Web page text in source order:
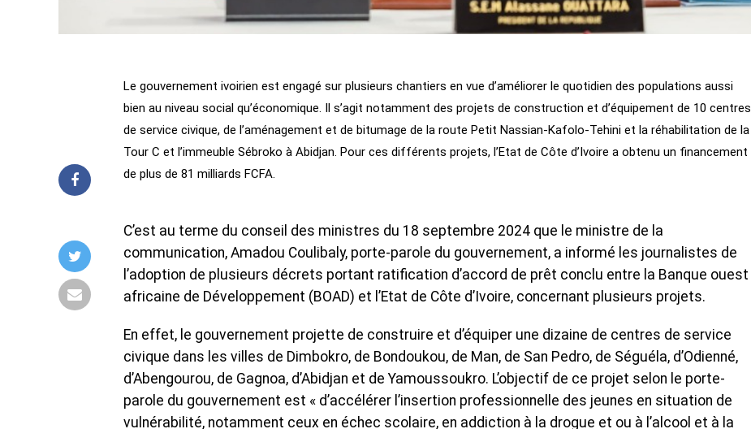
Le gouvernement ivoirien est engagé sur plusieurs chantiers en vue d’améliorer le quotidien des populations aussi
bien au niveau social qu’économique. Il s’agit notamment des projets de construction et d’équipement de 10 centres
de service civique, de l’aménagement et de bitumage de la route Petit Nassian-Kafolo-Tehini et la réhabilitation de la
Tour C et l’immeuble Sébroko à Abidjan. Pour ces différents projets, l’Etat de Côte d’Ivoire a obtenu un financement
de plus de 81 milliards FCFA.
C’est au terme du conseil des ministres du 18 septembre 2024 que le ministre de la
communication, Amadou Coulibaly, porte-parole du gouvernement, a informé les journalistes de
l’adoption de plusieurs décrets portant ratification d’accord de prêt conclu entre la Banque ouest
africaine de Développement (BOAD) et l’Etat de Côte d’Ivoire, concernant plusieurs projets.
En effet, le gouvernement projette de construire et d’équiper une dizaine de centres de service
civique dans les villes de Dimbokro, de Bondoukou, de Man, de San Pedro, de Séguéla, d’Odienné,
d’Abengourou, de Gagnoa, d’Abidjan et de Yamoussoukro. L’objectif de ce projet selon le porte-
parole du gouvernement est « d’accélérer l’insertion professionnelle des jeunes en situation de
vulnérabilité, notamment ceux en échec scolaire, en addiction à la drogue et ou à l’alcool et à la